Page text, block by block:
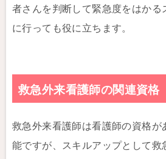
者さんを判断して緊急度をはかる
に行っても役に立ちます。
救急外来看護師の関連資格
救急外来看護師は看護師の資格が
能ですが、スキルアップとして救